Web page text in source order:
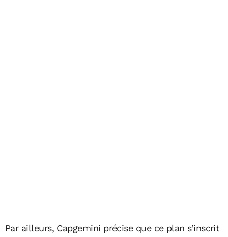
Par ailleurs, Capgemini précise que ce plan s’inscrit